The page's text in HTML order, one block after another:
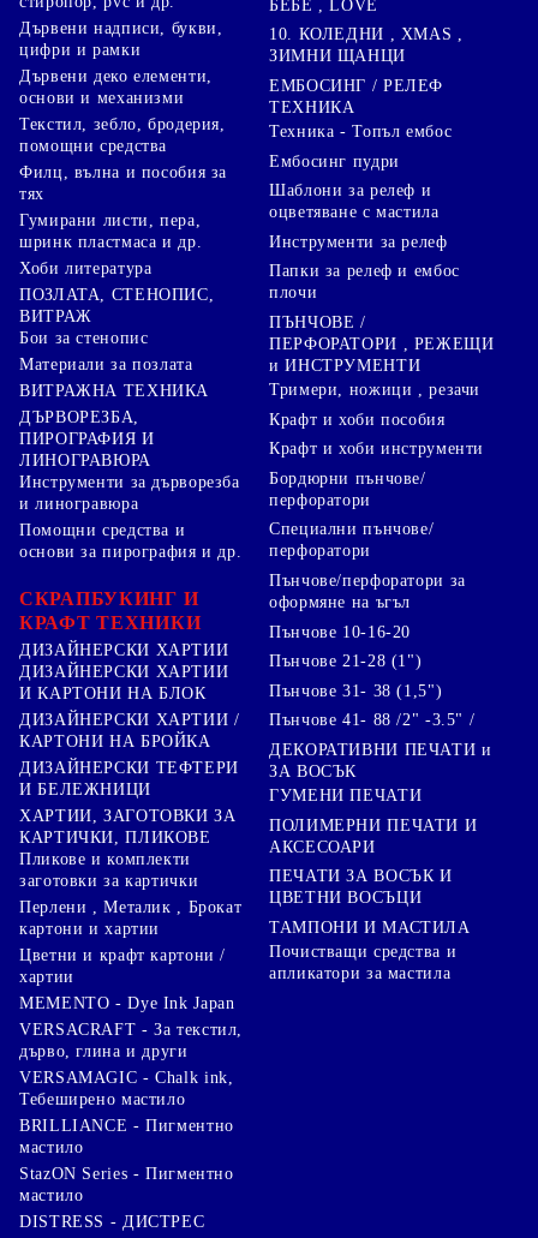
Дървени надписи, букви,
цифри и рамки
Дървени деко елементи,
основи и механизми
Текстил, зебло, бродерия,
помощни средства
Филц, вълна и пособия за
тях
Гумирани листи, пера,
шринк пластмаса и др.
Хоби литература
ПОЗЛАТА, СТЕНОПИС,
ВИТРАЖ
Бои за стенопис
Материали за позлата
ВИТРАЖНА ТЕХНИКА
ДЪРВОРЕЗБА,
ПИРОГРАФИЯ И
ЛИНОГРАВЮРА
Инструменти за дърворезба
и линогравюра
Помощни средства и
основи за пирография и др.
СКРАПБУКИНГ И
КРАФТ ТЕХНИКИ
ДИЗАЙНЕРСКИ ХАРТИИ
ДИЗАЙНЕРСКИ ХАРТИИ
И КАРТОНИ НА БЛОК
ДИЗАЙНЕРСКИ ХАРТИИ /
КАРТОНИ НА БРОЙКА
ДИЗАЙНЕРСКИ ТЕФТЕРИ
И БЕЛЕЖНИЦИ
ХАРТИИ, ЗАГОТОВКИ ЗА
КАРТИЧКИ, ПЛИКОВЕ
Пликове и комплекти
заготовки за картички
Перлени , Металик , Брокат
картони и хартии
Цветни и крафт картони /
хартии
БЕБЕ , LOVE
10. КОЛЕДНИ , XMAS ,
ЗИМНИ ЩАНЦИ
ЕМБОСИНГ / РЕЛЕФ
ТЕХНИКА
Техника - Топъл ембос
Ембосинг пудри
Шаблони за релеф и
оцветяване с мастила
Инструменти за релеф
Папки за релеф и ембос
плочи
ПЪНЧОВЕ /
ПЕРФОРАТОРИ , РЕЖЕЩИ
и ИНСТРУМЕНТИ
Тримери, ножици , резачи
Крафт и хоби пособия
Крафт и хоби инструменти
Бордюрни пънчове/
перфоратори
Специални пънчове/
перфоратори
Пънчове/перфоратори за
оформяне на ъгъл
Пънчове 10-16-20
Пънчове 21-28 (1")
Пънчове 31- 38 (1,5")
Пънчове 41- 88 /2" -3.5" /
ДЕКОРАТИВНИ ПЕЧАТИ и
ЗА ВОСЪК
ГУМЕНИ ПЕЧАТИ
ПОЛИМЕРНИ ПЕЧАТИ И
АКСЕСОАРИ
ПЕЧАТИ ЗА ВОСЪК И
ЦВЕТНИ ВОСЪЦИ
ТАМПОНИ И МАСТИЛА
Почистващи средства и
апликатори за мастила
MEMENTO - Dye Ink Japan
VERSACRAFT - За текстил,
дърво, глина и други
VERSAMAGIC - Chalk ink,
Тебеширено мастило
BRILLIANCE - Пигментно
мастило
StazON Series - Пигментно
мастило
DISTRESS - ДИСТРЕС